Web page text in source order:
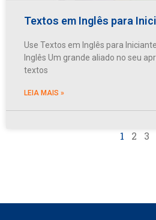
Textos em Inglês para
Use Textos em Inglês para
Inglês Um grande aliado no seu
textos
LEIA MAIS »
1 2 3